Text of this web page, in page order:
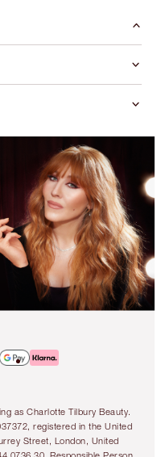
as Charlotte Tilbury Beauty.
registered in the United
Street, London, United